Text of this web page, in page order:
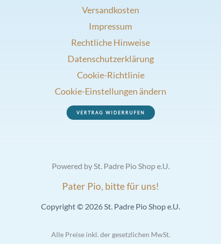
Versandkosten
Impressum
Rechtliche Hinweise
Datenschutzerklärung
Cookie-Richtlinie
Cookie-Einstellungen ändern
VERTRAG WIDERRUFEN
Powered by St. Padre Pio Shop e.U.
Pater Pio, bitte für uns!
Copyright © 2026 St. Padre Pio Shop e.U.
Alle Preise inkl. der gesetzlichen MwSt.